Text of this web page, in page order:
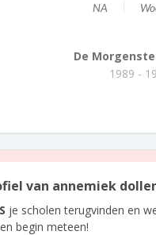
NA
De
1989 -
van annemiek
je scholen terugvinden en
begin meteen!